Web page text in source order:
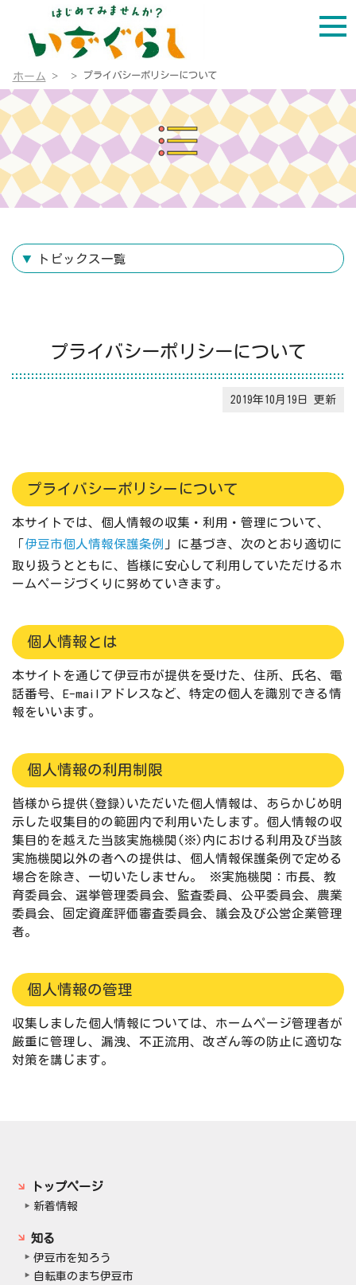
ホーム プライバシーポリシーについて
トピックス一覧
プライバシーポリシーについて
2019年10月19日
プライバシーポリシーについて
本サイトでは、個人情報の収集・利用・管理について、
「 伊豆市個人情報保護条例 」に基づき、次のとおり適切に
取り扱うとともに、皆様に安心して利用していただけるホ
ームページづくりに努めていきます。
個人情報とは
本サイトを通じて伊豆市が提供を受けた、住所、氏名、電
話番号、E-mailアドレスなど、特定の個人を識別できる情
報をいいます。
個人情報の利用制限
皆様から提供(登録)いただいた個人情報は、あらかじめ明
示した収集目的の範囲内で利用いたします。個人情報の収
集目的を越えた当該実施機関(※)内における利用及び当該
実施機関以外の者への提供は、個人情報保護条例で定める
場合を除き、一切いたしません。 ※実施機関：市長、教
育委員会、選挙管理委員会、監査委員、公平委員会、農業
委員会、固定資産評価審査委員会、議会及び公営企業管理
者。
個人情報の管理
収集しました個人情報については、ホームページ管理者が
厳重に管理し、漏洩、不正流用、改ざん等の防止に適切な
対策を講じます。
トップページ
新着情報
知る
伊豆市を知ろう
自転車のまち伊豆市